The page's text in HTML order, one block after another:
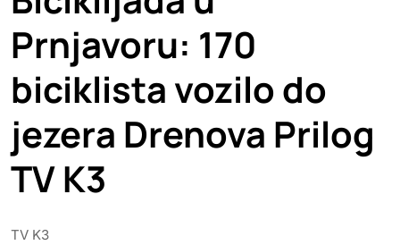
Prnjavoru: 170
biciklista vozilo do
jezera Drenova Prilog
TV K3
TV K3